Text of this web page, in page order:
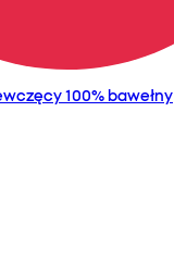
100% bawełny